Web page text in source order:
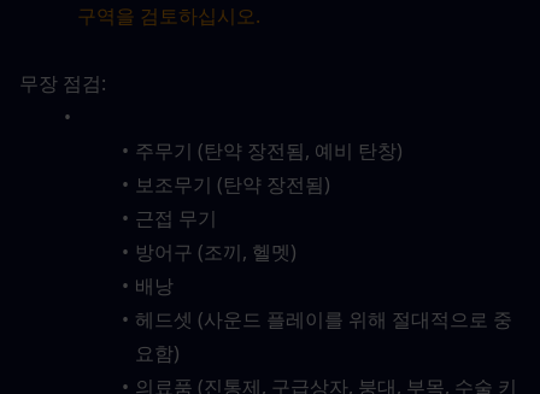
구역을 검토하십시오.
무장 점검:
주무기 (탄약 장전됨, 예비 탄창)
보조무기 (탄약 장전됨)
근접 무기
방어구 (조끼, 헬멧)
배낭
헤드셋 (사운드 플레이를 위해 절대적으로 중
요함)
의료품 (진통제, 구급상자, 붕대, 부목, 수술 키